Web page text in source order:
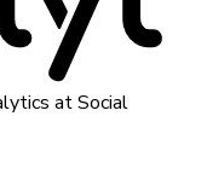
at Social